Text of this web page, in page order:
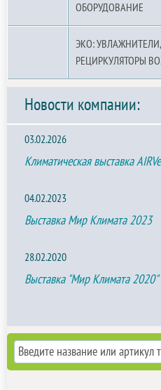
ОБОРУДОВАНИЕ
ЭКО:
РЕЦИРКУЛЯТОРЫ
Новости компании:
03.02.2026
Климатическая выставка
04.02.2023
Выставка Мир Климата 2023
28.02.2020
Выставка "Мир Климата 2020"